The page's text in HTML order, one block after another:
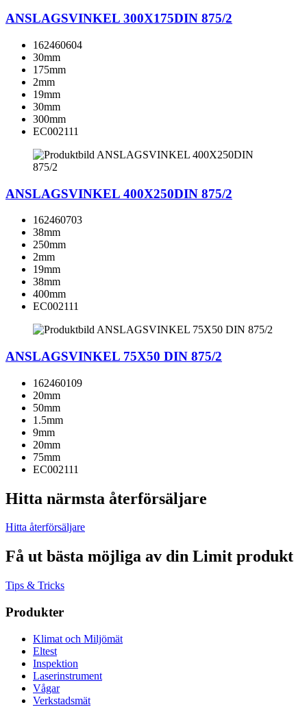
ANSLAGSVINKEL 300X175DIN 875/2
162460604
30mm
175mm
2mm
19mm
30mm
300mm
EC002111
ANSLAGSVINKEL 400X250DIN 875/2
162460703
38mm
250mm
2mm
19mm
38mm
400mm
EC002111
ANSLAGSVINKEL 75X50 DIN 875/2
162460109
20mm
50mm
1.5mm
9mm
20mm
75mm
EC002111
Hitta närmsta återförsäljare
Hitta återförsäljare
Få ut bästa möjliga av din Limit produkt
Tips & Tricks
Produkter
Klimat och Miljömät
Eltest
Inspektion
Laserinstrument
Vågar
Verkstadsmät